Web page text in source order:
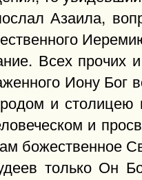
Азаила,
Всех
Иону
и
и
только Он